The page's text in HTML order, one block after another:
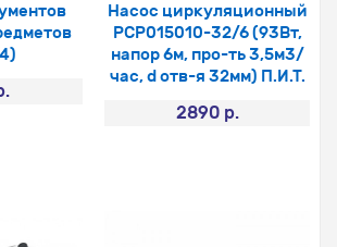
Насос циркуляционный
PCP015010-32/6 (93Вт,
напор 6м, про-ть 3,5м3/
час, d отв-я 32мм) П.И.Т.
2890 р.